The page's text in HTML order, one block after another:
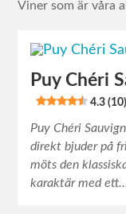
Viner som är våra
Puy Chéri
4.3 (10)
Puy Chéri
direkt bjuder på
möts den
karaktär med